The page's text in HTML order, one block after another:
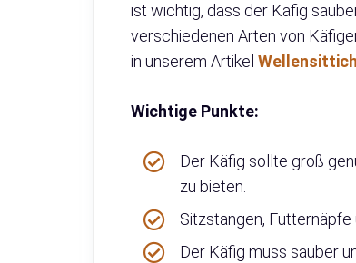
ist wichtig, dass der Käfig
verschiedenen Arten von
in unserem Artikel
Wichtige Punkte:
Der Käfig sollte groß
zu bieten.
Sitzstangen, Futternäpfe
Der Käfig muss sauber